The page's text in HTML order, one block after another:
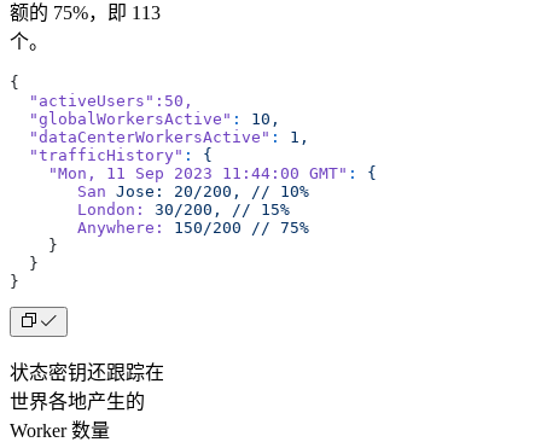
额的 75%，即 113
个。
{
  "activeUsers"
:50,
  "globalWorkersActive"
:
10,
  "dataCenterWorkersActive"
:
1,
  "trafficHistory"
:
{
    "Mon, 11 Sep 2023 11:44:00 GMT"
:
{
       San
Jose: 20/200, // 10%
       London:
30/200, // 15%
       Anywhere:
150/200 // 75%
    }
  }
}
状态密钥还跟踪在
世界各地产生的
Worker 数量